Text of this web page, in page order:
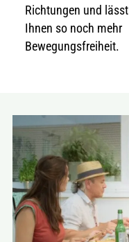
Richtungen und lässt
Ihnen so noch mehr
Bewegungsfreiheit.